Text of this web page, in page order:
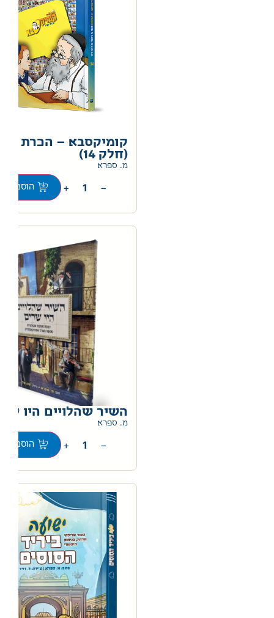
קומיקסבא – הכרת
(חלק 14)
מ. ספרא
−
+ הוספה
השיר שהלויים היו
מ. ספרא
−
+ הוספה